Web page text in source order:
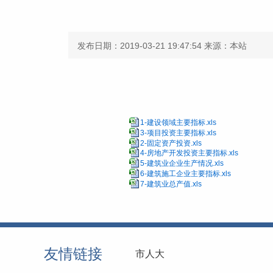
发布日期：2019-03-21 19:47:54 来源：本站
1-建设领域主要指标.xls
3-项目投资主要指标.xls
2-固定资产投资.xls
4-房地产开发投资主要指标.xls
5-建筑业企业生产情况.xls
6-建筑施工企业主要指标.xls
7-建筑业总产值.xls
友情链接 市人大